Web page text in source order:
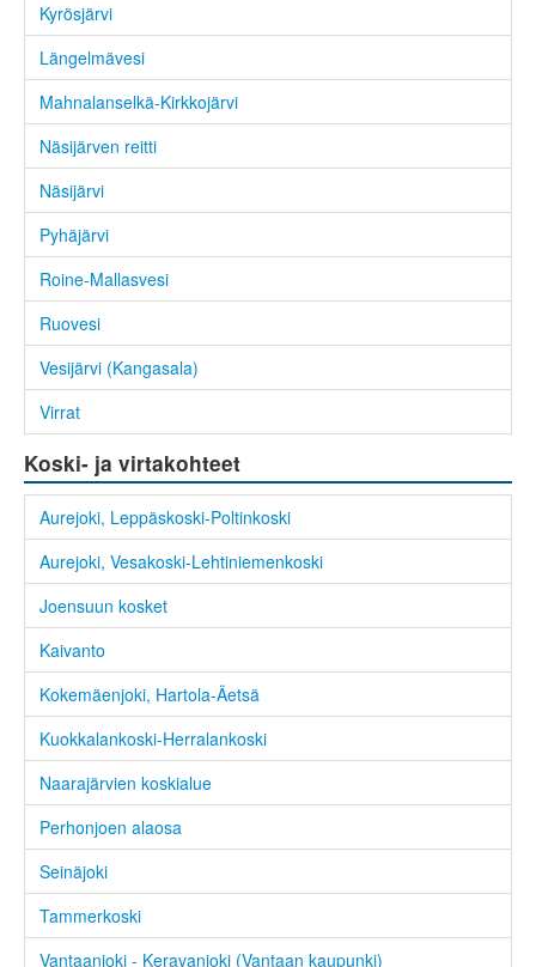
Kyrösjärvi
Längelmävesi
Mahnalanselkä-Kirkkojärvi
Näsijärven reitti
Näsijärvi
Pyhäjärvi
Roine-Mallasvesi
Ruovesi
Vesijärvi (Kangasala)
Virrat
Koski- ja virtakohteet
Aurejoki, Leppäskoski-Poltinkoski
Aurejoki, Vesakoski-Lehtiniemenkoski
Joensuun kosket
Kaivanto
Kokemäenjoki, Hartola-Äetsä
Kuokkalankoski-Herralankoski
Naarajärvien koskialue
Perhonjoen alaosa
Seinäjoki
Tammerkoski
Vantaanjoki - Keravanjoki (Vantaan kaupunki)